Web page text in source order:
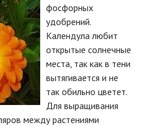
фосфорных
удобрений.
Календула любит
открытые солнечные
места, так как в тени
вытягивается и не
так обильно цветет.
Для выращивания
между растениями